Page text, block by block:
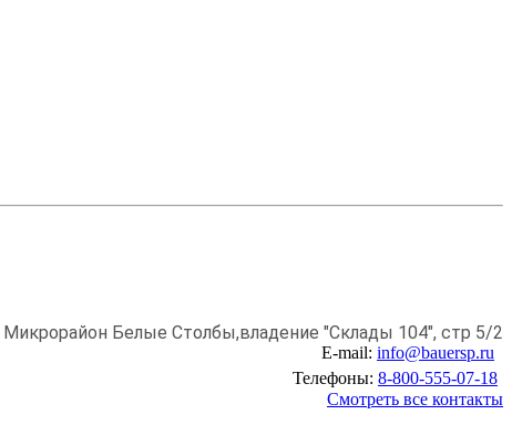
Микрорайон Белые Столбы,владение "Склады 104", стр 5/2
E-mail: info@bauersp.ru
Телефоны: 8-800-555-07-18
Смотреть все контакты